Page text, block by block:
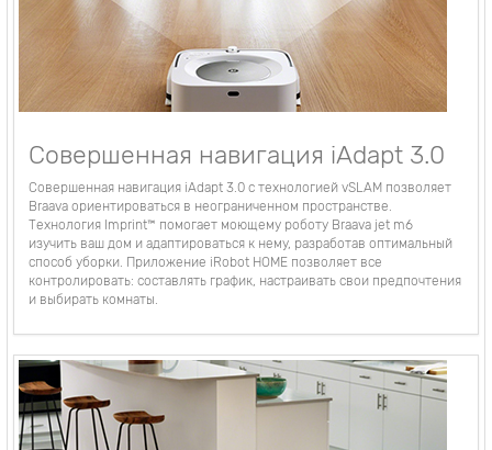
Совершенная навигация iAdapt 3.0
Совершенная навигация iAdapt 3.0 с технологией vSLAM позволяет
Braava ориентироваться в неограниченном пространстве.
Технология Imprint™ помогает моющему роботу Braava jet m6
изучить ваш дом и адаптироваться к нему, разработав оптимальный
способ уборки. Приложение iRobot HOME позволяет все
контролировать: составлять график, настраивать свои предпочтения
и выбирать комнаты.